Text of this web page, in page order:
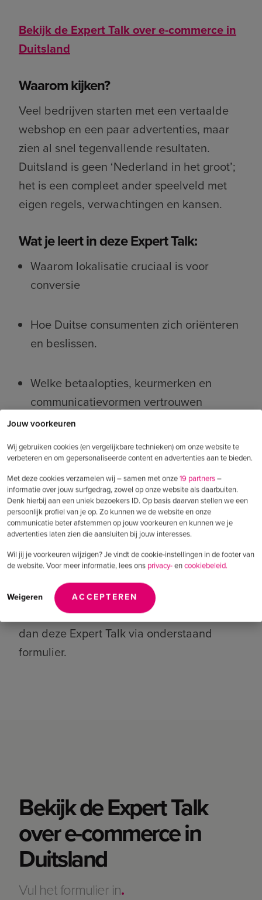
Jouw voorkeuren
Wij gebruiken cookies (en vergelijkbare technieken) om onze website te
verbeteren en om gepersonaliseerde content en advertenties aan te bieden.
Met deze cookies verzamelen wij – samen met onze19 partners–
informatie over jouw surfgedrag, zowel op onze website als daarbuiten.
Denk hierbij aan een uniek bezoekers ID. Op basis daarvan stellen we een
persoonlijk profiel van je op. Zo kunnen we de website en onze
communicatie beter afstemmen op jouw voorkeuren en kunnen we je
advertenties laten zien die aansluiten bij jouw interesses.
Wil jij je voorkeuren wijzigen? Je vindt de cookie-instellingen in de footer van
de website. Voor meer informatie, lees ons privacy-encookiebeleid.
Weigeren ACCEPTEREN
Bekijk de Expert Talk over e-commerce in
Duitsland
Waarom kijken?
Veel bedrijven starten met een vertaalde
webshop en een paar advertenties, maar
zien al snel tegenvallende resultaten.
Duitsland is geen ‘Nederland in het groot’;
het is een compleet ander speelveld met
eigen regels, verwachtingen en kansen.
Wat je leert in deze Expert Talk:
Waarom lokalisatie cruciaal is voor
conversie
Hoe Duitse consumenten zich oriënteren
en beslissen.
Welke betaalopties, keurmerken en
communicatievormen vertrouwen
opbouwen.
Hoe een gefaseerde strategie en
validatie in bijvoorbeeld Noordrijn-
Westfalen risico’s verkleint.
Voorbeelden van hoe tooling en AI
lokalisatie versnellen.
Benieuwd of jouw organisatie klaar is voor
de volgende internationale stap? Bekijk
dan deze Expert Talk via onderstaand
formulier.
Bekijk de Expert Talk
over e-commerce in
Duitsland
Vul het formulier in.